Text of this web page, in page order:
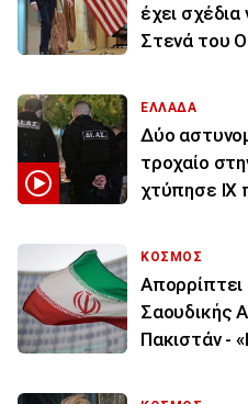
έχει σχέδια
Στενά του
ΕΛΛΑΔΑ
Δύο
τροχαίο
χτύπησε ΙΧ
ΚΟΣΜΟΣ
Απορρίπτει
Σαουδικής
Πακιστάν -